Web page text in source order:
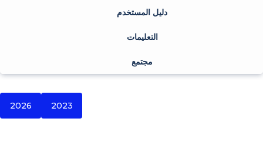
دليل المستخدم
التعليمات
مجتمع
2026 2023